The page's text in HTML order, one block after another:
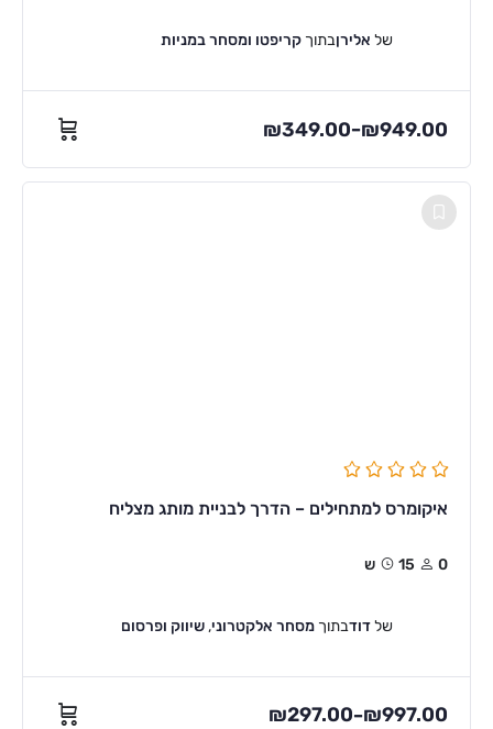
של אלירןבתוך קריפטו ומסחר במניות
₪349.00–₪949.00
איקומרס למתחילים – הדרך לבניית מותג מצליח
0 15ש
שלדודבתוך מסחר אלקטרוני, שיווק ופרסום
₪297.00–₪997.00